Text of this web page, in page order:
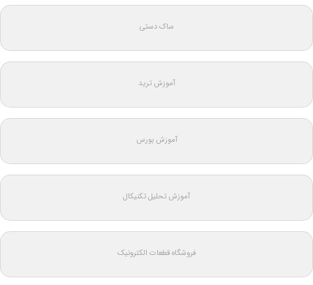
ساک دستی
آموزش ترید
آموزش بورس
آموزش تحلیل تکنیکال
فروشگاه قطعات الکترونیک